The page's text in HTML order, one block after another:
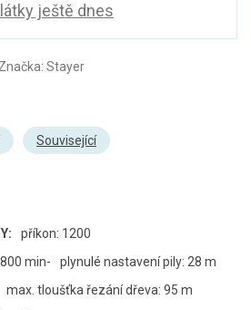
ještě dnes
Stayer
Související
příkon: 1200
min-
plynulé nastavení pily: 28 m
max. tloušťka řezání dřeva: 95 m